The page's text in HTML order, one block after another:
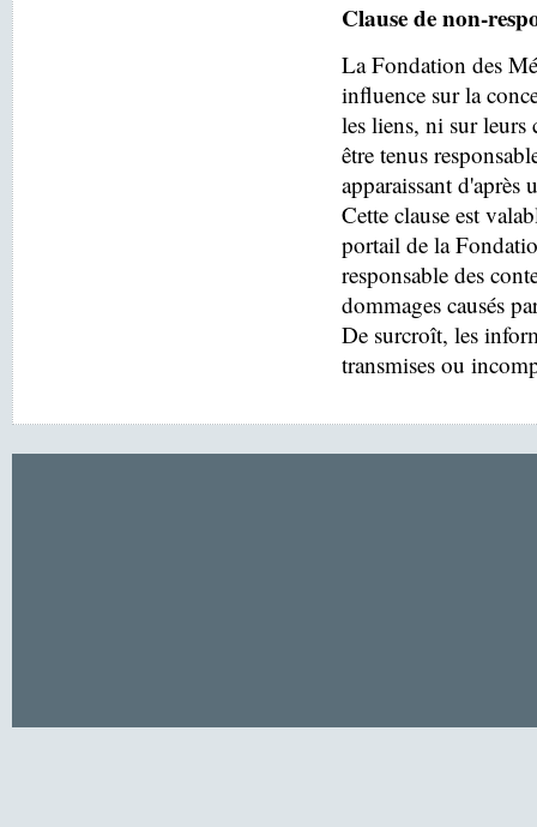
Clause de non-
La Fondation des
influence sur la
les liens, ni sur leurs
être tenus
apparaissant d'après
Cette clause est
portail de la
responsable des
dommages causés
De surcroît, les
transmises ou